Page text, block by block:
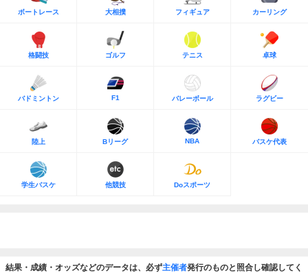
ボートレース 大相撲 フィギュア カーリング
格闘技 ゴルフ テニス 卓球
バドミントン F1 バレーボール ラグビー
陸上 Bリーグ NBA バスケ代表
学生バスケ 他競技 Doスポーツ
結果・成績・オッズなどのデータは、必ず主催者発行のものと照合し確認してく